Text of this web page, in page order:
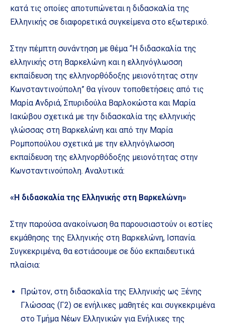
κατά τις οποίες αποτυπώνεται η διδασκαλία της
Ελληνικής σε διαφορετικά συγκείμενα στο εξωτερικό.
Στην πέμπτη συνάντηση με θέμα “Η διδασκαλία της
ελληνικής στη Βαρκελώνη και η ελληνόγλωσση
εκπαίδευση της ελληνορθόδοξης μειονότητας στην
Κωνσταντινούπολη” θα γίνουν τοποθετήσεις από τις
Μαρία Ανδριά, Σπυριδούλα Βαρλοκώστα και Μαρία
Ιακώβου σχετικά με την διδασκαλία της ελληνικής
γλώσσας στη Βαρκελώνη και από την Μαρία
Ρομποπούλου σχετικά με την ελληνόγλωσση
εκπαίδευση της ελληνορθόδοξης μειονότητας στην
Κωνσταντινούπολη. Αναλυτικά:
«Η διδασκαλία της Ελληνικής στη Βαρκελώνη»
Στην παρούσα ανακοίνωση θα παρουσιαστούν οι εστίες
εκμάθησης της Ελληνικής στη Βαρκελώνη, Ισπανία.
Συγκεκριμένα, θα εστιάσουμε σε δύο εκπαιδευτικά
πλαίσια:
Πρώτον, στη διδασκαλία της Ελληνικής ως Ξένης
Γλώσσας (Γ2) σε ενήλικες μαθητές και συγκεκριμένα
στο Τμήμα Νέων Ελληνικών για Ενήλικες της